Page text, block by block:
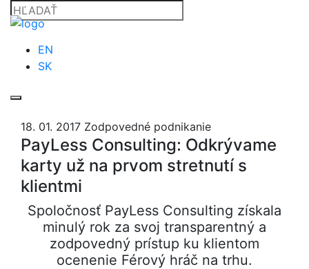
EN
SK
18. 01. 2017 Zodpovedné podnikanie
PayLess Consulting: Odkrývame
karty už na prvom stretnutí s
klientmi
Spoločnosť PayLess Consulting získala
minulý rok za svoj transparentný a
zodpovedný prístup ku klientom
ocenenie Férový hráč na trhu.